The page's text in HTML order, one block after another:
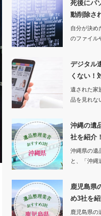
死後にパ
動削除さ
自分が決め
のファイル
デジタル
くない！
遺された家
品を見れな
沖縄の遺
社を紹介
沖縄県の遺
と、「沖縄
鹿児島県
め3社を
鹿児島県の